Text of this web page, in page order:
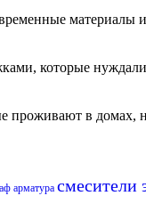
материалы
которые
проживают в
арматура смесители